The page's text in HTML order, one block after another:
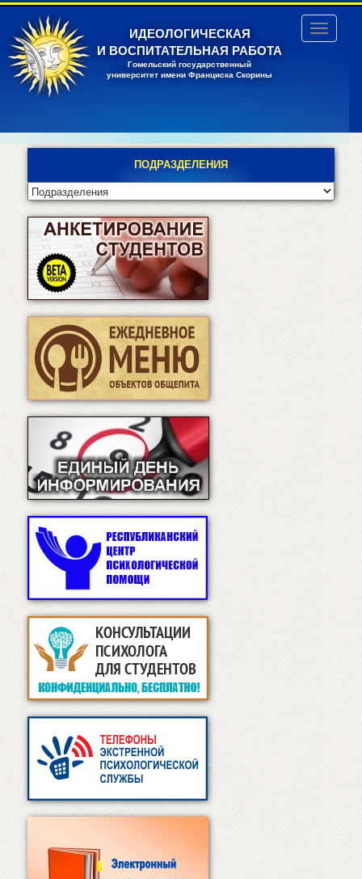
Перейти
основному
содержанию
ИДЕОЛОГИЧЕСКАЯ
И ВОСПИТАТЕЛЬНАЯ РАБОТА
Гомельский государственный
университет имени Франциска Скорины
Toggle
ПОДРАЗДЕЛЕНИЯ